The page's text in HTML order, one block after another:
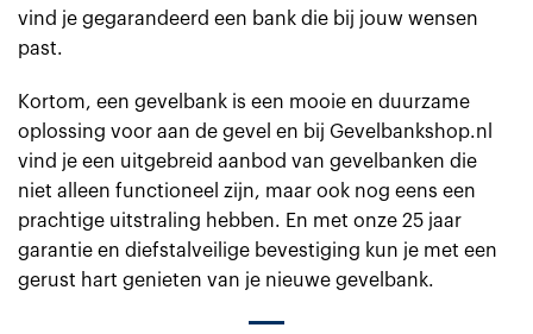
vind je gegarandeerd een bank die bij jouw wensen
past.
Kortom, een gevelbank is een mooie en duurzame
oplossing voor aan de gevel en bij Gevelbankshop.nl
vind je een uitgebreid aanbod van gevelbanken die
niet alleen functioneel zijn, maar ook nog eens een
prachtige uitstraling hebben. En met onze 25 jaar
garantie en diefstalveilige bevestiging kun je met een
gerust hart genieten van je nieuwe gevelbank.